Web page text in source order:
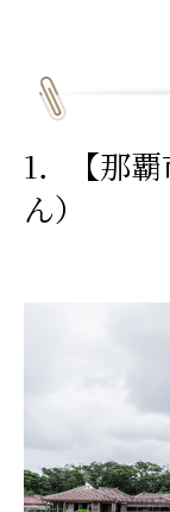
1．【那
ん）